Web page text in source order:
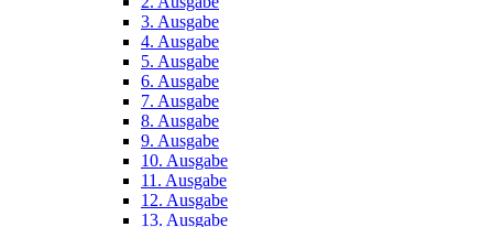
3. Ausgabe
4. Ausgabe
5. Ausgabe
6. Ausgabe
7. Ausgabe
8. Ausgabe
9. Ausgabe
10. Ausgabe
11. Ausgabe
12. Ausgabe
13. Ausgabe